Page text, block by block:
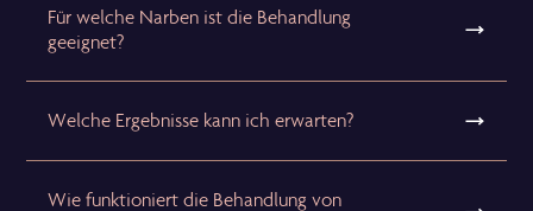
Für welche Narben ist die Behandlung
geeignet?
Welche Ergebnisse kann ich erwarten?
Wie funktioniert die Behandlung von